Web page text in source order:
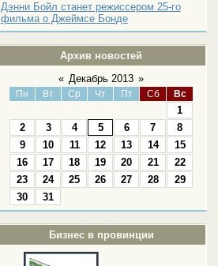
Дэнни Бойл станет режиссером 25-го
фильма о Джеймсе Бонде
Архив новостей
« Декабрь 2013 »
Пн Вт Ср Чт Пт Сб Вс
1
2
3 4 5 6 7
8
9
10 11 12 13 14
15
16
17 18 19 20 21
22
23
24 25 26 27 28
29
30
31
Бизнес в провинции